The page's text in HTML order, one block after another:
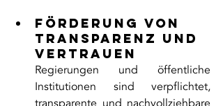
Förderung von
Transparenz und
Vertrauen
Regierungen und öffentliche
Institutionen sind verpflichtet,